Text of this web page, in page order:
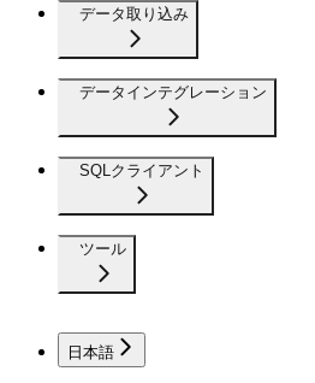
データ取り込み
データインテグレーション
SQLクライアント
ツール
日本語